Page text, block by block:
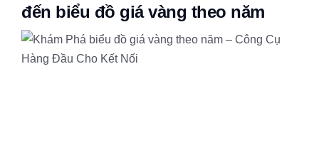
đến biểu đồ giá vàng theo năm